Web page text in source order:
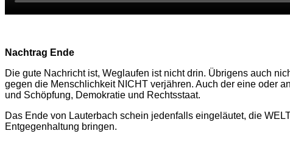
Nachtrag Ende
Die gute Nachricht ist, Weglaufen ist nicht drin. Übrigens auch
gegen die Menschlichkeit NICHT verjähren. Auch der eine oder
und Schöpfung, Demokratie und Rechtsstaat.
Das Ende von Lauterbach schein jedenfalls eingeläutet, die
Entgegenhaltung bringen.